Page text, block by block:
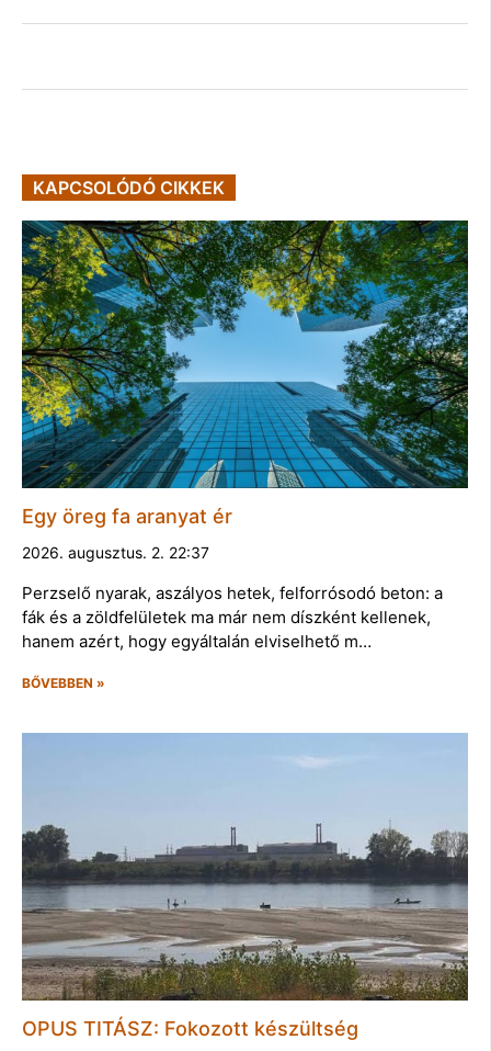
KAPCSOLÓDÓ CIKKEK
Egy öreg fa aranyat ér
2026. augusztus. 2. 22:37
Perzselő nyarak, aszályos hetek, felforrósodó beton: a
fák és a zöldfelületek ma már nem díszként kellenek,
hanem azért, hogy egyáltalán elviselhető m…
BŐVEBBEN »
OPUS TITÁSZ: Fokozott készültség